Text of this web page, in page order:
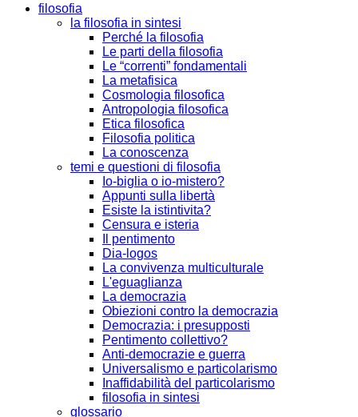
filosofia
la filosofia in sintesi
Perché la filosofia
Le parti della filosofia
Le “correnti” fondamentali
La metafisica
Cosmologia filosofica
Antropologia filosofica
Etica filosofica
Filosofia politica
La conoscenza
temi e questioni di filosofia
Io-biglia o io-mistero?
Appunti sulla libertà
Esiste la istintivita?
Censura e isteria
Il pentimento
Dia-logos
La convivenza multiculturale
L'eguaglianza
La democrazia
Obiezioni contro la democrazia
Democrazia: i presupposti
Pentimento collettivo?
Anti-democrazie e guerra
Universalismo e particolarismo
Inaffidabilità del particolarismo
filosofia in sintesi
glossario